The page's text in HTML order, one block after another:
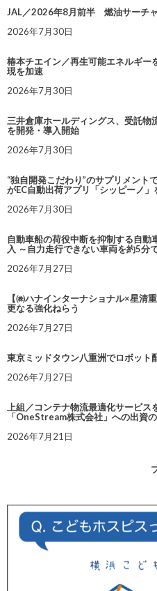
JAL／2026年8月前半 燃油サーチ
2026年7月30日
椿本チエイン／再生可能エネルギー
現を加速
2026年7月30日
三井倉庫ホールディングス、受託物
を開発・導入開始
2026年7月30日
“独自開発こだわり”のサプリメント
がEC自動出荷アプリ「シッピーノ」
2026年7月30日
自動車船の荷役中断を抑制する自動
入 ～自力走行できない車両を約5分
2026年7月27日
【㈱ハナインターナショナル×星清
更なる強化ねらう
2026年7月27日
東京ミッドタウン八重洲でロボット
2026年7月27日
上組／コンテナ物流最適化サービス
「OneStream株式会社」への出資
2026年7月21日